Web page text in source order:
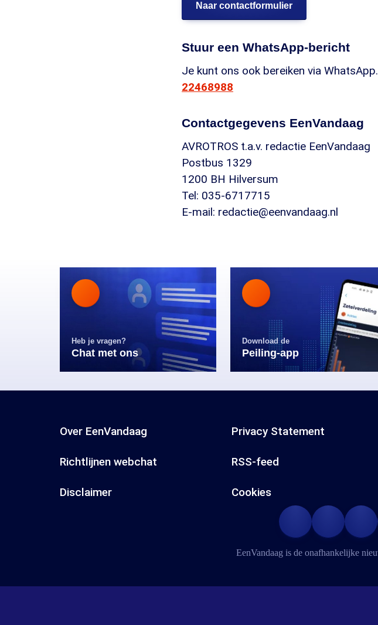
Naar contactformulier
Stuur een WhatsApp-bericht
Je kunt ons ook bereiken via
22468988
Contactgegevens EenVandaag
AVROTROS t.a.v. redactie EenVandaag
Postbus 1329
1200 BH Hilversum
Tel: 035-6717715
E-mail: redactie@eenvandaag.nl
Heb je vragen?
Chat met ons
Download de
Peiling-app
Over EenVandaag Privacy Statement
Richtlijnen webchat RSS-feed
Disclaimer Cookies
EenVandaag is de onafhankelijke